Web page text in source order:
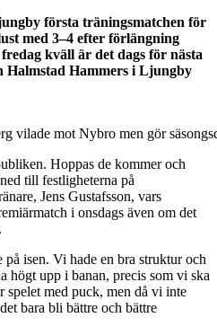
första träningsmatchen för
med 3–4 efter förlängning
kväll är det dags för nästa
Halmstad Hammers i Ljungby
vilade mot Nybro men gör
Hoppas de kommer och
till festligheterna på
Jens Gustafsson, vars
i onsdags även om det
isen. Vi hade en bra struktur och
högt upp i banan, precis som vi ska
spelet med puck, men då vi inte
bara bli bättre och bättre